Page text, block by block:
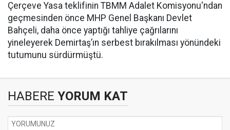
Çerçeve Yasa teklifinin TBMM Adalet Komisyonu'ndan
geçmesinden önce MHP Genel Başkanı Devlet
Bahçeli, daha önce yaptığı tahliye çağrılarını
yineleyerek Demirtaş’ın serbest bırakılması yönündeki
tutumunu sürdürmüştü.
HABERE YORUM KAT